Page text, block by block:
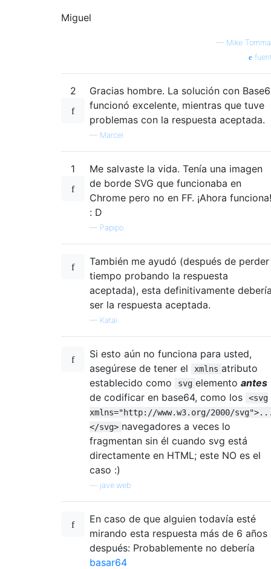
Miguel
— Mike
2
Gracias hombre. La solución con
funcionó excelente, mientras que tuve
problemas con la respuesta aceptada.
— Marcel
1
Me salvaste la vida. Tenía una imagen
de borde SVG que funcionaba en
Chrome pero no en FF. ¡Ahora funciona!
: D
— Papipo
También me ayudó (después de perder
tiempo probando la respuesta
aceptada), esta definitivamente
ser la respuesta aceptada.
— Katai
Si esto aún no funciona para usted,
asegúrese de tener el
xmlns atributo
establecido como
svg elemento antes
de codificar en base64, como los
<svg
xmlns="http://www.w3.org/2000/
</svg> navegadores a veces lo
fragmentan sin él cuando svg está
directamente en HTML; este NO es el
caso :)
jave.web
En caso de que alguien todavía esté
mirando esta respuesta más de 6 años
después: Probablemente no debería
basar64